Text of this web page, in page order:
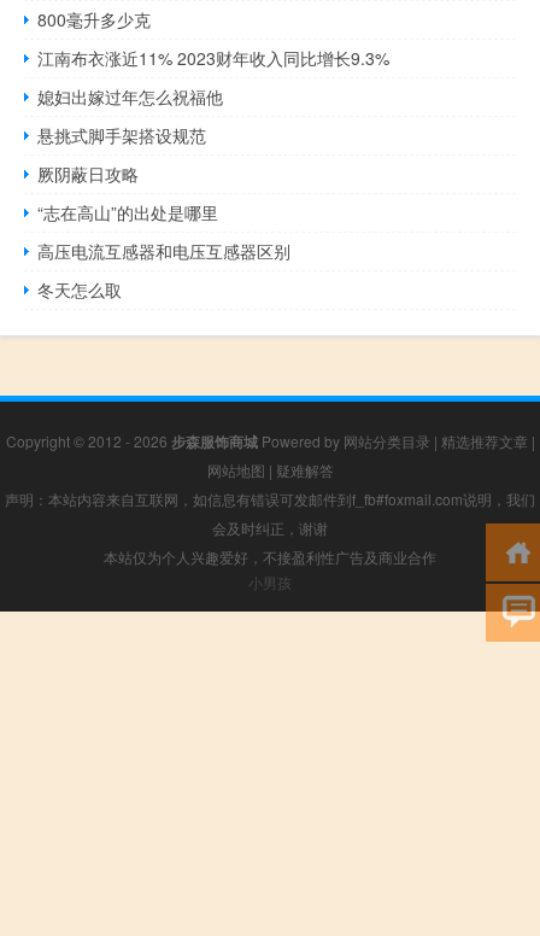
800毫升多少克
江南布衣涨近11% 2023财年收入同比增长9.3%
媳妇出嫁过年怎么祝福他
悬挑式脚手架搭设规范
厥阴蔽日攻略
“志在高山”的出处是哪里
高压电流互感器和电压互感器区别
冬天怎么取
Copyright © 2012 - 2026 步森服饰商城Powered by 网站分类目录 | 精选推荐文章 |
网站地图 | 疑难解答
声明：本站内容来自互联网，如信息有错误可发邮件到f_fb#foxmail.com说明，我们
会及时纠正，谢谢
本站仅为个人兴趣爱好，不接盈利性广告及商业合作
小男孩